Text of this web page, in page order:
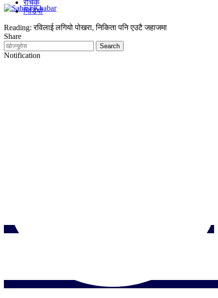
रोचक
भिडियो
Reading: रविलाई लगियो पोखरा, निकिता पनि एउटै जहाजमा
Share
Notification